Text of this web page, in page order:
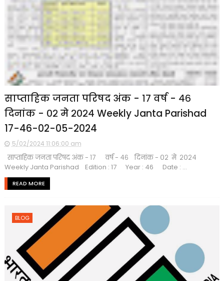
साप्ताहिक जनता परिषद अंक - १७ वर्ष - ४६
दिनांक - ०२ मे २०२४ Weekly Janta Parishad
17-46-02-05-2024
5/02/2024 11:06:00 am
साप्ताहिक जनता परिषद अंक - १७ वर्ष - ४६ दिनांक - ०२ मे २०२४
Weekly Janta Parishad Edition : 17 Year : 46 Date : ...
READ MORE
BLOG